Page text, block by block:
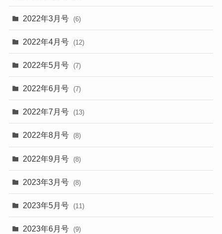
2022年3月号 (6)
2022年4月号 (12)
2022年5月号 (7)
2022年6月号 (7)
2022年7月号 (13)
2022年8月号 (8)
2022年9月号 (8)
2023年3月号 (8)
2023年5月号 (11)
2023年6月号 (9)